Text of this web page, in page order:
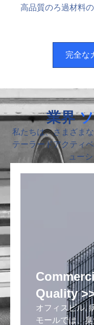
高品質のろ過材料
完全な
業界
私たちは、さまざま
テーラードアクティ
ュー
Quality
オフィスビル,
モールでは、